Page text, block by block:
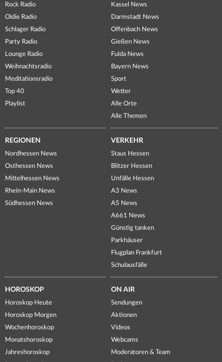
Rock Radio
Oldie Radio
Schlager Radio
Party Radio
Lounge Radio
Weihnachtsradio
Meditationsradio
Top 40
Playlist
Kassel News
Darmstadt News
Offenbach News
Gießen News
Fulda News
Bayern News
Sport
Wetter
Alle Orte
Alle Themen
REGIONEN
Nordhessen News
Osthessen News
Mittelhessen News
Rhein-Main News
Südhessen News
VERKEHR
Staus Hessen
Blitzer Hessen
Unfälle Hessen
A3 News
A5 News
A661 News
Günstig tanken
Parkhäuser
Flugplan Frankfurt
Schulausfälle
HOROSKOP
Horoskop Heute
Horoskop Morgen
Wochenhoroskop
Monatshoroskop
Jahreshoroskop
ON AIR
Sendungen
Aktionen
Videos
Webcams
Moderatoren & Team